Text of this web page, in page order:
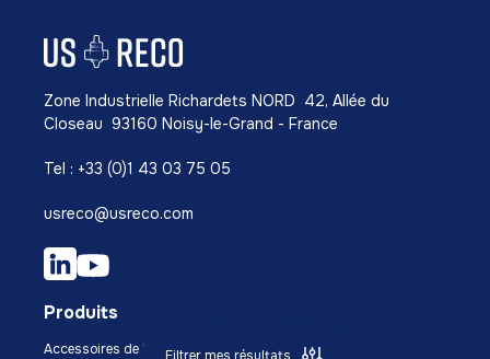
Zone Industrielle Richardets NORD 42, Allée du
Closeau 93160 Noisy-le-Grand - France
Tel : +33 (0)1 43 03 75 05
usreco@usreco.com
Produits
Accessoires de Montage